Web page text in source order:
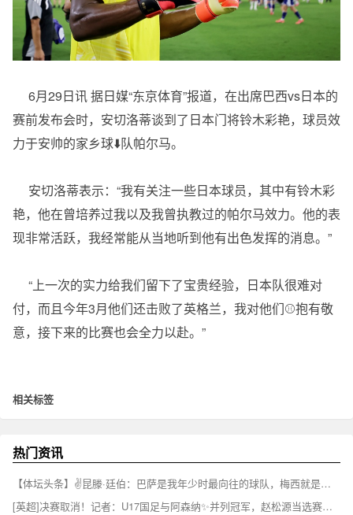
6月29日讯 据日媒“东京体育”报道，在出席巴西vs日本的
赛前发布会时，安切洛蒂谈到了日本门将铃木彩艳，球员效
力于安帅的家乡球⬇️队帕尔马。
安切洛蒂表示：“我有关注一些日本球员，其中有铃木彩
艳，他在曾培养过我以及我曾执教过的帕尔马效力。他的表
现非常活跃，我经常能从当地听到他有出色发挥的消息。”
“上一次的实力给我们留下了宝贵经验，日本队很难对
付，而且今年3月他们还击败了英格兰，我对他们⚾抱有敬
意，接下来的比赛也会全力以赴。”
相关标签
热门资讯
【体坛头条】✌️昆滕·廷伯：巴萨是我年少时最向往的球队，梅西就是我的足球信仰
[英超]决赛取消！记者：U17国足与阿森纳✨并列冠军，赵松源当选赛事最佳⬆️